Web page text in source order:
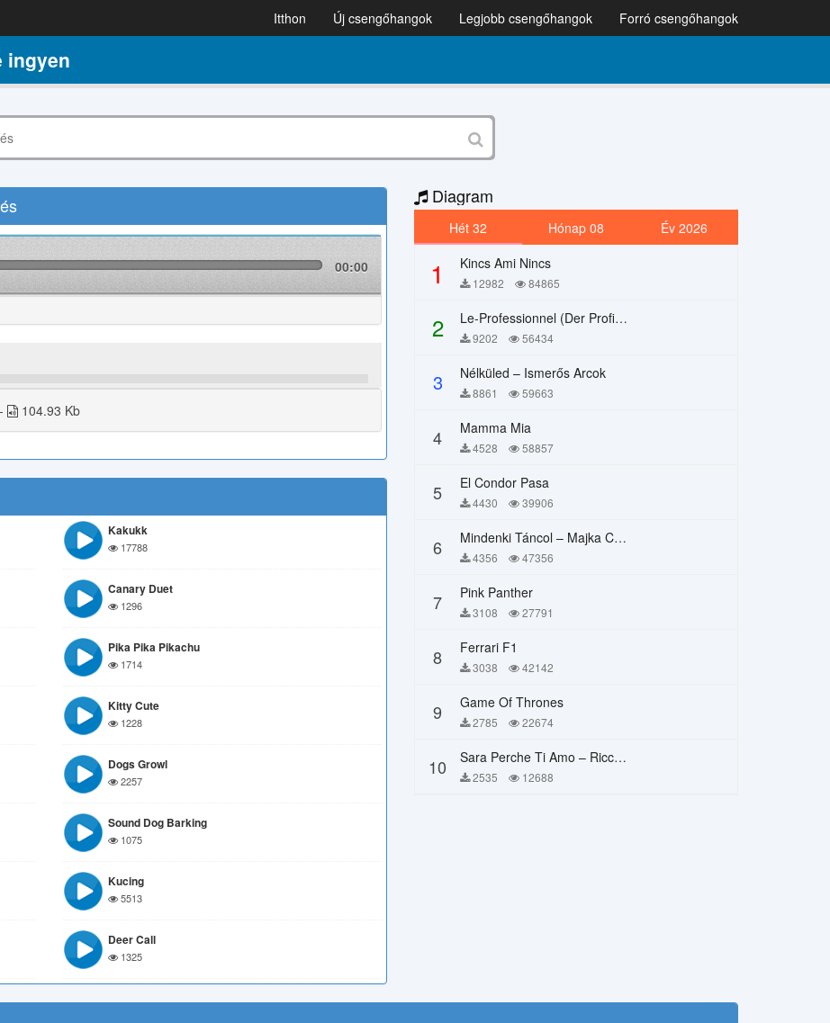
Itthon Új csengőhangok Legjobb csengőhangok Forró csengőhangok
ingyen
00:00
104.93 Kb
Kakukk
17788
Canary Duet
1296
Pika Pika Pikachu
1714
Kitty Cute
1228
Dogs Growl
2257
Sound Dog Barking
1075
Kucing
5513
Deer Call
1325
Diagram
Hét 32 Hónap 08 Év 2026
1 Kincs Ami Nincs
12982 84865
2 Le-Professionnel (Der Profi) – Chi Mai
9202 56434
3 Nélküled – Ismerős Arcok
8861 59663
4 Mamma Mia
4528 58857
5 El Condor Pasa
4430 39906
6 Mindenki Táncol – Majka Curtis, Péter Majoros
4356 47356
7 Pink Panther
3108 27791
8 Ferrari F1
3038 42142
9 Game Of Thrones
2785 22674
10 Sara Perche Ti Amo – Ricchi E Poveri
2535 12688